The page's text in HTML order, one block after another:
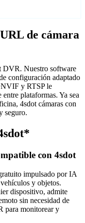
de cámara
DVR. Nuestro software
configuración adaptado
y RTSP le
plataformas. Ya sea
4sdot cámaras con
seguro.
con 4sdot
impulsado por IA
y objetos.
dispositivo, admite
sin necesidad de
para monitorear y